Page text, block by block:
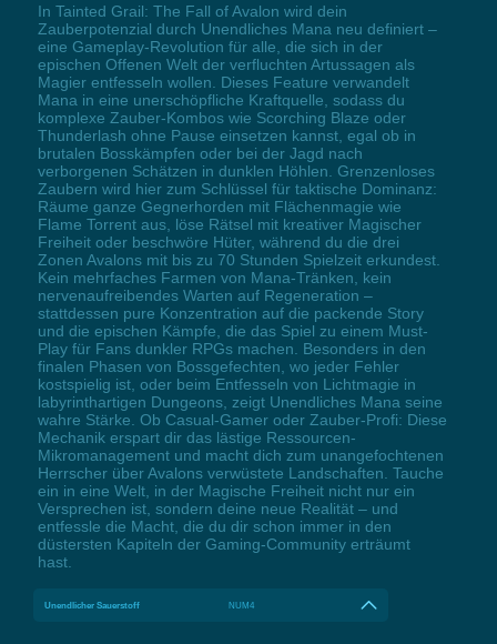
In Tainted Grail: The Fall of Avalon wird dein
Zauberpotenzial durch Unendliches Mana neu definiert –
eine Gameplay-Revolution für alle, die sich in der
epischen Offenen Welt der verfluchten Artussagen als
Magier entfesseln wollen. Dieses Feature verwandelt
Mana in eine unerschöpfliche Kraftquelle, sodass du
komplexe Zauber-Kombos wie Scorching Blaze oder
Thunderlash ohne Pause einsetzen kannst, egal ob in
brutalen Bosskämpfen oder bei der Jagd nach
verborgenen Schätzen in dunklen Höhlen. Grenzenloses
Zaubern wird hier zum Schlüssel für taktische Dominanz:
Räume ganze Gegnerhorden mit Flächenmagie wie
Flame Torrent aus, löse Rätsel mit kreativer Magischer
Freiheit oder beschwöre Hüter, während du die drei
Zonen Avalons mit bis zu 70 Stunden Spielzeit erkundest.
Kein mehrfaches Farmen von Mana-Tränken, kein
nervenaufreibendes Warten auf Regeneration –
stattdessen pure Konzentration auf die packende Story
und die epischen Kämpfe, die das Spiel zu einem Must-
Play für Fans dunkler RPGs machen. Besonders in den
finalen Phasen von Bossgefechten, wo jeder Fehler
kostspielig ist, oder beim Entfesseln von Lichtmagie in
labyrinthartigen Dungeons, zeigt Unendliches Mana seine
wahre Stärke. Ob Casual-Gamer oder Zauber-Profi: Diese
Mechanik erspart dir das lästige Ressourcen-
Mikromanagement und macht dich zum unangefochtenen
Herrscher über Avalons verwüstete Landschaften. Tauche
ein in eine Welt, in der Magische Freiheit nicht nur ein
Versprechen ist, sondern deine neue Realität – und
entfessle die Macht, die du dir schon immer in den
düstersten Kapiteln der Gaming-Community erträumt
hast.
Unendlicher Sauerstoff NUM4